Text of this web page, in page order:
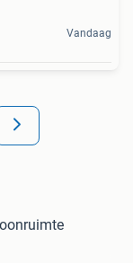
Vandaag